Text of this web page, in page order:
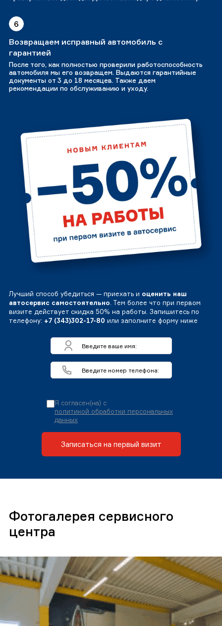
6
Возвращаем исправный автомобиль с
гарантией
После того, как полностью проверили работоспособность
автомобиля мы его возвращем. Выдаются гарантийные
документы от 3 до 18 месяцев. Также даем
рекомендации по обслуживанию и уходу.
Лучший способ убедиться — приехать и оценить наш
автосервис самостоятельно. Тем более что при первом
визите действует скидка 50% на работы. Запишитесь по
телефону: +7 (343)302-17-80 или заполните форму ниже
Я согласен(на) с
политикой обработки персональных
данных
Записаться на первый визит
Фотогалерея сервисного
центра